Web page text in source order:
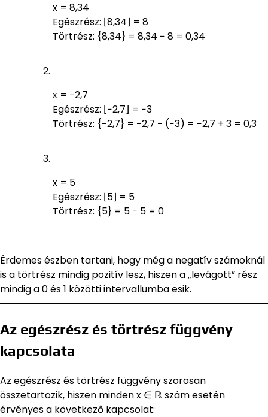
x = 8,34
Egészrész: ⌊8,34⌋ = 8
Törtrész: {8,34} = 8,34 − 8 = 0,34
x = −2,7
Egészrész: ⌊−2,7⌋ = −3
Törtrész: {−2,7} = −2,7 − (−3) = −2,7 + 3 = 0,3
x = 5
Egészrész: ⌊5⌋ = 5
Törtrész: {5} = 5 − 5 = 0
Érdemes észben tartani, hogy még a negatív számoknál
is a törtrész mindig pozitív lesz, hiszen a „levágott” rész
mindig a 0 és 1 közötti intervallumba esik.
Az egészrész és törtrész függvény
kapcsolata
Az egészrész és törtrész függvény szorosan
összetartozik, hiszen minden x ∈ ℝ szám esetén
érvényes a következő kapcsolat: